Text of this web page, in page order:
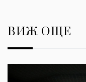
ВИЖ ОЩЕ